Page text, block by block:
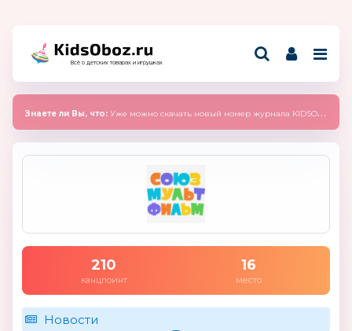
Всё о детских товарах и игрушках
Знаете ли Вы, что: Уже можно скачать новый номер журнала KIDSOBOZ 2025 (сентябрь)
210
канцпоинт
16
место
Новости